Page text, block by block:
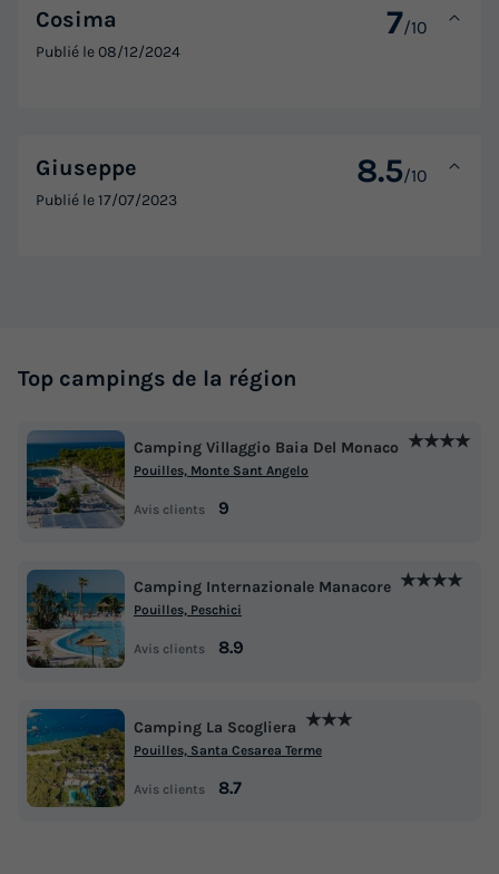
Cosima 7/10
Publié le08/12/2024
Giuseppe 8.5/10
Publié le17/07/2023
Top campings de la région
Camping Villaggio Baia Del Monaco ★★★★
Pouilles, Monte Sant Angelo
Avis clients 9
Camping Internazionale Manacore ★★★★
Pouilles, Peschici
Avis clients 8.9
Camping La Scogliera ★★★
Pouilles, Santa Cesarea Terme
Avis clients 8.7